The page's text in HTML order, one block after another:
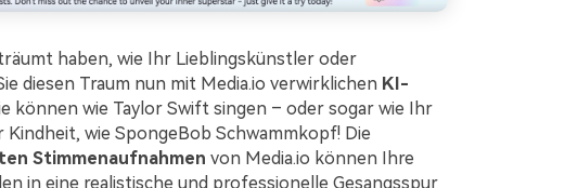
haben, wie Ihr Lieblingskünstler oder
diesen Traum nun mit Media.io verwirklichen KI-
können wie Taylor Swift singen – oder sogar wie Ihr
wie SpongeBob Schwammkopf! Die
Stimmenaufnahmen von Media.io können Ihre
in eine realistische und professionelle Gesangsspur